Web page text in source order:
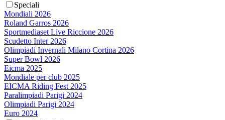
Speciali
Mondiali 2026
Roland Garros 2026
Sportmediaset Live Riccione 2026
Scudetto Inter 2026
Olimpiadi Invernali Milano Cortina 2026
Super Bowl 2026
Eicma 2025
Mondiale per club 2025
EICMA Riding Fest 2025
Paralimpiadi Parigi 2024
Olimpiadi Parigi 2024
Euro 2024